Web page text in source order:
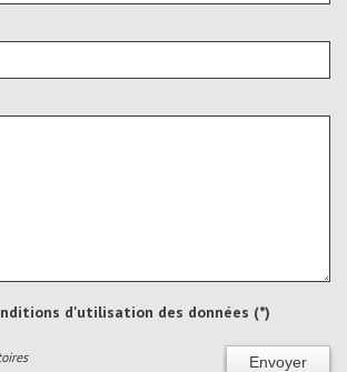
d'utilisation des données (*)
Envoyer